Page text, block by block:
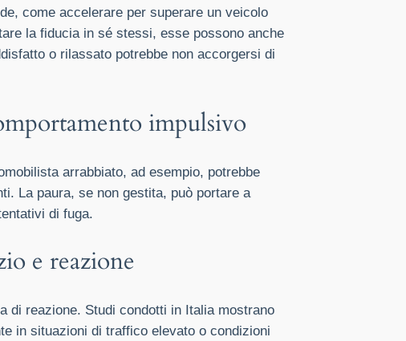
come accelerare per superare un veicolo
la fiducia in sé stessi, esse possono anche
o rilassato potrebbe non accorgersi di
impulsivo
arrabbiato, ad esempio, potrebbe
La paura, se non gestita, può portare a
di fuga.
e reazione
di reazione. Studi condotti in Italia mostrano
in situazioni di traffico elevato o condizioni